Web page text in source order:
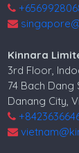
Kinnara
3rd Floor,
74 Bach Dang
Danang City,